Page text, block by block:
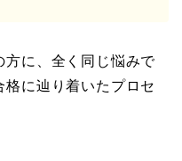
方に、全く同じ悩みで
に辿り着いたプロセ